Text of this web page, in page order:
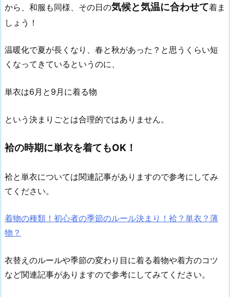
から、和服も同様、その日の気候と気温に合わせて着ま
しょう！
温暖化で夏が長くなり、春と秋があった？と思うくらい短
くなってきているというのに、
単衣は6月と9月に着る物
という決まりごとは合理的ではありません。
袷の時期に単衣を着てもOK！
袷と単衣については関連記事がありますので参考にしてみ
てください。
着物の種類！初心者の季節のルール決まり！袷？単衣？薄
物？
衣替えのルールや季節の変わり目に着る着物や着方のコツ
など関連記事がありますので参考にしてみてください。